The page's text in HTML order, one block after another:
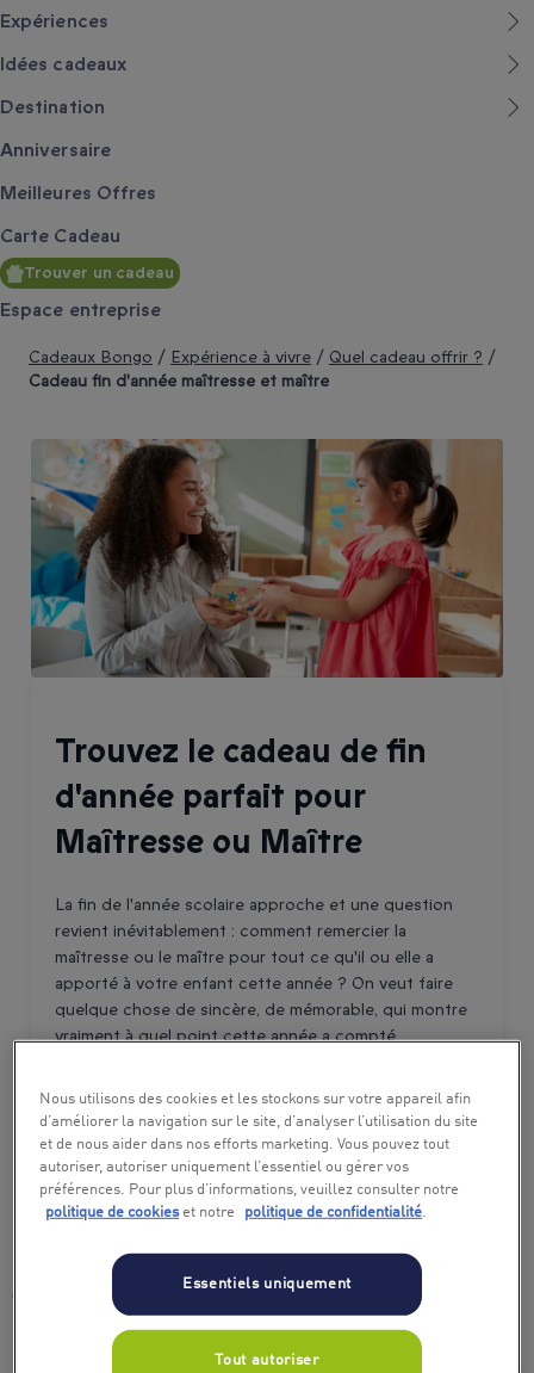
Expériences
Idées cadeaux
Destination
Anniversaire
Meilleures Offres
Carte Cadeau
Trouver un cadeau
Espace entreprise
Cadeaux Bongo / Expérience à vivre / Quel cadeau offrir ? /
Cadeau fin d'année maîtresse et maître
Trouvez le cadeau de fin
d'année parfait pour
Maîtresse ou Maître
La fin de l'année scolaire approche et une question
revient inévitablement : comment remercier la
maîtresse ou le maître pour tout ce qu'il ou elle a
apporté à votre enfant cette année ? On veut faire
quelque chose de sincère, de mémorable, qui montre
vraiment à quel point cette année a compté.
✓Coffret bien-être ✓Cadeau collectif classe
Nos coffrets cadeaux pensés pour
remercier maîtresse & maître
Offrez-leur une expérience qui leur ressemble, à choisir
librement en Belgique
Nous utilisons des cookies et les stockons sur votre appareil afin
d’améliorer la navigation sur le site, d’analyser l’utilisation du site
et de nous aider dans nos efforts marketing. Vous pouvez tout
autoriser, autoriser uniquement l’essentiel ou gérer vos
préférences. Pour plus d’informations, veuillez consulter notre
politique de cookieset notre politique de confidentialité
Essentiels uniquement
Tout autoriser